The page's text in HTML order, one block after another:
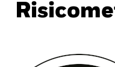
Kerngegevens